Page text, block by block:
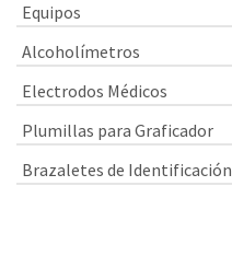
Equipos
Alcoholímetros
Electrodos Médicos
Plumillas para Graficador
Brazaletes de Identificación